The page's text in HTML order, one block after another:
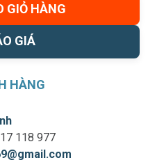
GIỎ HÀNG
GIÁ
HÀNG
118 977